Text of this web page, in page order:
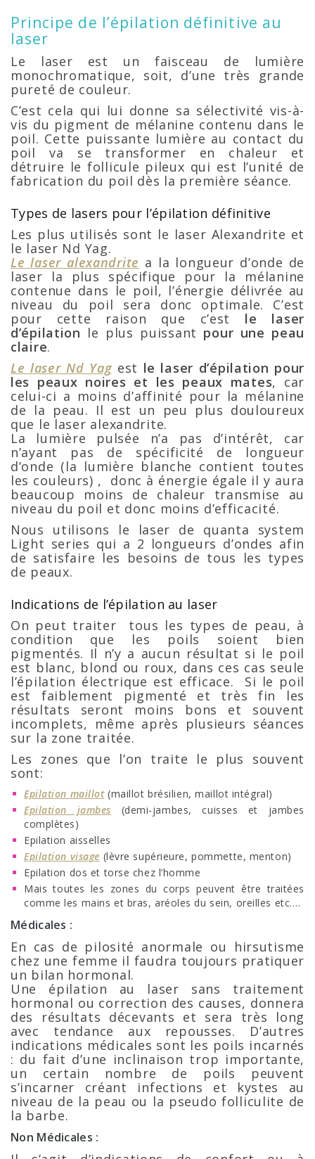
Principe de l’épilation définitive au
laser
Le laser est un faisceau de lumière
monochromatique, soit, d’une très grande
pureté de couleur.
C’est cela qui lui donne sa sélectivité vis-à-
vis du pigment de mélanine contenu dans le
poil. Cette puissante lumière au contact du
poil va se transformer en chaleur et
détruire le follicule pileux qui est l’unité de
fabrication du poil dès la première séance.
Types de lasers pour l’épilation définitive
Les plus utilisés sont le laser Alexandrite et
le laser Nd Yag.
Le laser alexandrite a la longueur d’onde de
laser la plus spécifique pour la mélanine
contenue dans le poil, l’énergie délivrée au
niveau du poil sera donc optimale. C’est
pour cette raison que c’est le laser
d’épilation le plus puissant pour une peau
claire.
Le laser Nd Yag est le laser d’épilation pour
les peaux noires et les peaux mates, car
celui-ci a moins d’affinité pour la mélanine
de la peau. Il est un peu plus douloureux
que le laser alexandrite.
La lumière pulsée n’a pas d’intérêt, car
n’ayant pas de spécificité de longueur
d’onde (la lumière blanche contient toutes
les couleurs) , donc à énergie égale il y aura
beaucoup moins de chaleur transmise au
niveau du poil et donc moins d’efficacité.
Nous utilisons le laser de quanta system
Light series qui a 2 longueurs d’ondes afin
de satisfaire les besoins de tous les types
de peaux.
Indications de l’épilation au laser
On peut traiter tous les types de peau, à
condition que les poils soient bien
pigmentés. Il n’y a aucun résultat si le poil
est blanc, blond ou roux, dans ces cas seule
l’épilation électrique est efficace. Si le poil
est faiblement pigmenté et très fin les
résultats seront moins bons et souvent
incomplets, même après plusieurs séances
sur la zone traitée.
Les zones que l’on traite le plus souvent
sont:
Epilation maillot(maillot brésilien, maillot intégral)
Epilation jambes (demi-jambes, cuisses et jambes
complètes)
Epilation aisselles
Epilation visage (lèvre supérieure, pommette, menton)
Epilation dos et torse chez l’homme
Mais toutes les zones du corps peuvent être traitées
comme les mains et bras, aréoles du sein, oreilles etc….
Médicales :
En cas de pilosité anormale ou hirsutisme
chez une femme il faudra toujours pratiquer
un bilan hormonal.
Une épilation au laser sans traitement
hormonal ou correction des causes, donnera
des résultats décevants et sera très long
avec tendance aux repousses. D’autres
indications médicales sont les poils incarnés
: du fait d’une inclinaison trop importante,
un certain nombre de poils peuvent
s’incarner créant infections et kystes au
niveau de la peau ou la pseudo folliculite de
la barbe.
Non Médicales :